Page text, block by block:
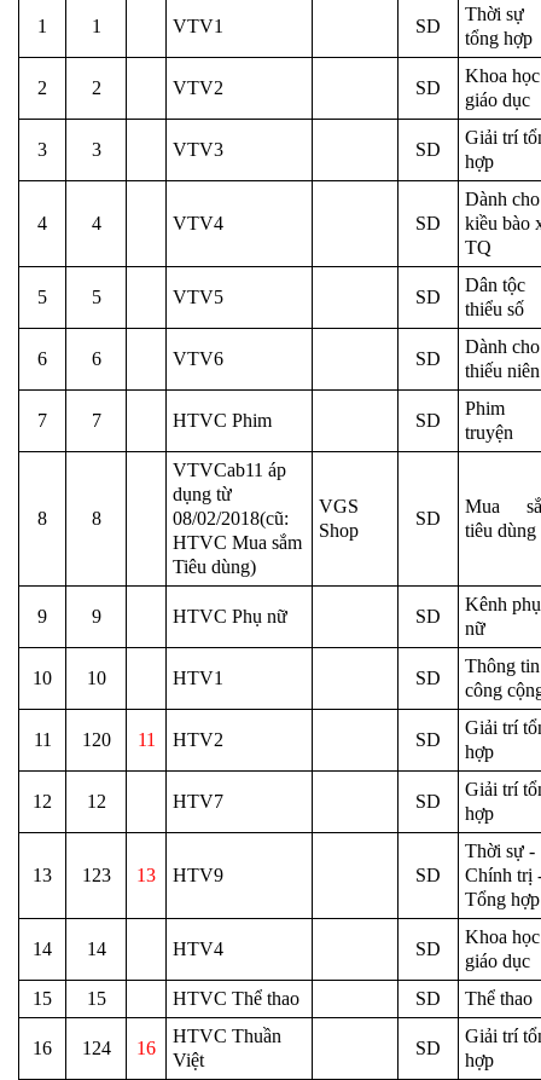
1 1 VTV1 SD
Thời sự
tổng hợp
2 2 VTV2 SD
Khoa học
giáo dục
3 3 VTV3 SD
Giải trí
hợp
4 4 VTV4 SD
Dành cho
kiều bào
TQ
5 5 VTV5 SD
Dân tộc
thiểu số
6 6 VTV6 SD
Dành cho
thiếu niên
7 7 HTVC Phim SD
Phim
truyện
8 8
VTVCab11 áp
dụng từ
08/02/2018(cũ:
HTVC Mua sắm
Tiêu dùng)
VGS
Shop
SD
Mua
tiêu dùng
9 9 HTVC Phụ nữ SD
Kênh phụ
nữ
10 10 HTV1 SD
Thông tin
công
11 120 11 HTV2 SD
Giải trí
hợp
12 12 HTV7 SD
Giải trí
hợp
13 123 13 HTV9 SD
Thời sự -
Chính trị
Tổng hợp
14 14 HTV4 SD
Khoa học
giáo dục
15
15 HTVC Thể thao SD Thể thao
16 124 16
HTVC Thuần
Việt
SD
Giải trí
hợp